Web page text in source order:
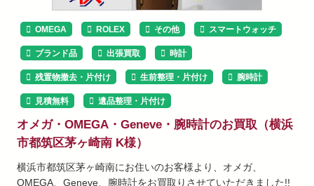
OMEGA ROLEX その他 スマートウォッチ
ブランド品 出張買取 時計
残置物撤去・片付け 生前整理・片付け 腕時計
見積無料 遺品整理・片付け
オメガ・OMEGA・Geneve・腕時計のお買取（横浜
市都筑区茅ヶ崎南 K様）
横浜市都筑区茅ヶ崎南にお住いのお客様より、オメガ、
OMEGA、Geneve、腕時計をお買取りさせていただきました!!